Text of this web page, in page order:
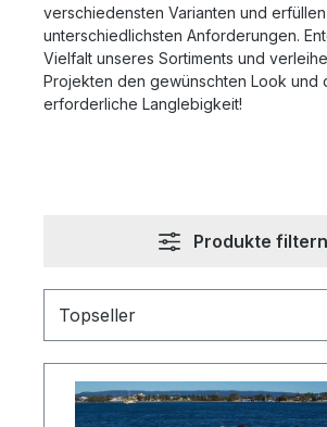
verschiedensten Varianten und
unterschiedlichsten Anforderungen.
Vielfalt unseres Sortiments und
Projekten den gewünschten Look und
erforderliche Langlebigkeit!
Produkte filtern